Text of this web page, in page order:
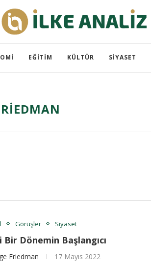
EĞITIM KÜLTÜR SIYASET
Görüşler Siyaset
Bir Dönemin Başlangıcı
Friedman 17 Mayıs 2022